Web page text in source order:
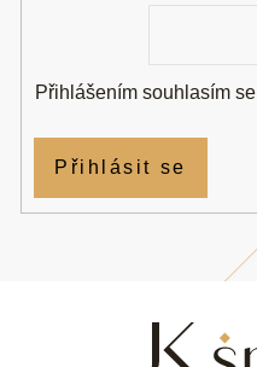
Přihlášením souhlasím se
Přihlásit se